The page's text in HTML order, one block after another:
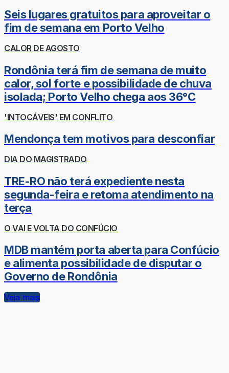
Seis lugares gratuitos para aproveitar o
fim de semana em Porto Velho
CALOR DE AGOSTO
Rondônia terá fim de semana de muito
calor, sol forte e possibilidade de chuva
isolada; Porto Velho chega aos 36°C
'INTOCÁVEIS' EM CONFLITO
Mendonça tem motivos para desconfiar
DIA DO MAGISTRADO
TRE-RO não terá expediente nesta
segunda-feira e retoma atendimento na
terça
O VAI E VOLTA DO CONFÚCIO
MDB mantém porta aberta para Confúcio
e alimenta possibilidade de disputar o
Governo de Rondônia
Veja mais